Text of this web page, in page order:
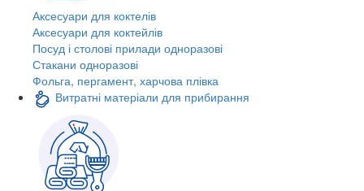
Аксесуари для коктелів
Аксесуари для коктейлів
Посуд і столові прилади одноразові
Стакани одноразові
Фольга, пергамент, харчова плівка
Витратні матеріали для прибирання